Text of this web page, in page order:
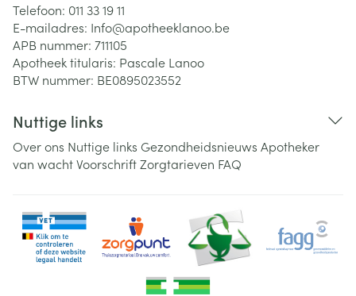
Telefoon: 011 33 19 11
E-mailadres: Info@apotheeklanoo.be
APB nummer: 711105
Apotheek titularis: Pascale Lanoo
BTW nummer: BE0895023552
Nuttige links
Over ons Nuttige links Gezondheidsnieuws Apotheker
van wachtVoorschriftZorgtarieven FAQ